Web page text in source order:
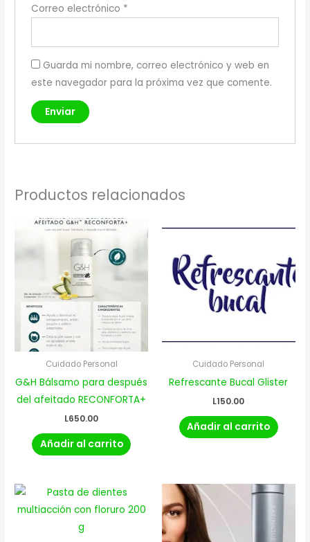
Correo electrónico *
Guarda mi nombre, correo electrónico y web en
este navegador para la próxima vez que comente.
Productos relacionados
Cuidado Personal
G&H Bálsamo para después
del afeitado RECONFORTA+
L650.00
Añadir al carrito
Cuidado Personal
Refrescante Bucal Glister
L150.00
Añadir al carrito